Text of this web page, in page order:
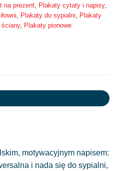
na prezent, Plakaty cytaty i napisy,
Plakaty do sypialni
Plakaty
, Plakaty pionowe
motywacyjnym napisem:
i nada się do sypialni,